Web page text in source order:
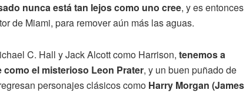
nunca está tan lejos como uno cree, y es entonces
de Miami, para remover aún más las aguas.
C. Hall y Jack Alcott como Harrison, tenemos a
como el misterioso Leon Prater, y un buen puñado de
personajes clásicos como Harry Morgan (James